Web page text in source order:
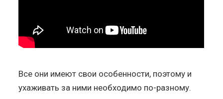
Все они имеют свои особенности, поэтому и
ухаживать за ними необходимо по-разному.